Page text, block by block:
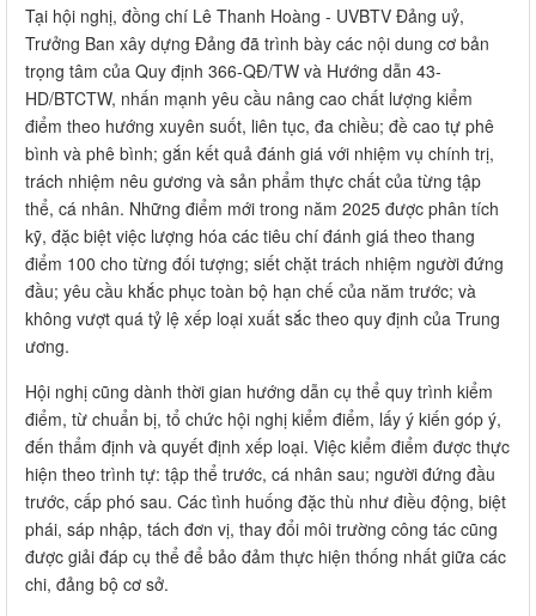
Tại hội nghị, đồng chí Lê Thanh Hoàng - UVBTV Đảng uỷ,
Trưởng Ban xây dựng Đảng đã trình bày các nội dung cơ bản
trọng tâm của Quy định 366-QĐ/TW và Hướng dẫn 43-
HD/BTCTW, nhấn mạnh yêu cầu nâng cao chất lượng kiểm
điểm theo hướng xuyên suốt, liên tục, đa chiều; đề cao tự phê
bình và phê bình; gắn kết quả đánh giá với nhiệm vụ chính trị,
trách nhiệm nêu gương và sản phẩm thực chất của từng tập
thể, cá nhân. Những điểm mới trong năm 2025 được phân tích
kỹ, đặc biệt việc lượng hóa các tiêu chí đánh giá theo thang
điểm 100 cho từng đối tượng; siết chặt trách nhiệm người đứng
đầu; yêu cầu khắc phục toàn bộ hạn chế của năm trước; và
không vượt quá tỷ lệ xếp loại xuất sắc theo quy định của Trung
ương.
Hội nghị cũng dành thời gian hướng dẫn cụ thể quy trình kiểm
điểm, từ chuẩn bị, tổ chức hội nghị kiểm điểm, lấy ý kiến góp ý,
đến thẩm định và quyết định xếp loại. Việc kiểm điểm được thực
hiện theo trình tự: tập thể trước, cá nhân sau; người đứng đầu
trước, cấp phó sau. Các tình huống đặc thù như điều động, biệt
phái, sáp nhập, tách đơn vị, thay đổi môi trường công tác cũng
được giải đáp cụ thể để bảo đảm thực hiện thống nhất giữa các
chi, đảng bộ cơ sở.